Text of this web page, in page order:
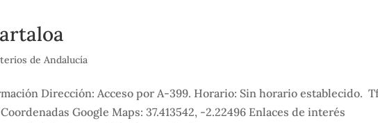
de Andalucía
Dirección: Acceso por A-399. Horario: Sin horario establecido.
Google Maps: 37.413542, -2.22496 Enlaces de interés